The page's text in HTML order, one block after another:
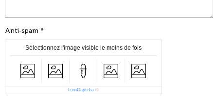
Anti-spam
Sélectionnez l'image visible le moins de fois
IconCaptcha ©